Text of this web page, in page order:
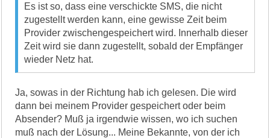
Es ist so, dass eine verschickte SMS, die nicht
zugestellt werden kann, eine gewisse Zeit beim
Provider zwischengespeichert wird. Innerhalb dieser
Zeit wird sie dann zugestellt, sobald der Empfänger
wieder Netz hat.
Ja, sowas in der Richtung hab ich gelesen. Die wird
dann bei meinem Provider gespeichert oder beim
Absender? Muß ja irgendwie wissen, wo ich suchen
muß nach der Lösung... Meine Bekannte, von der ich